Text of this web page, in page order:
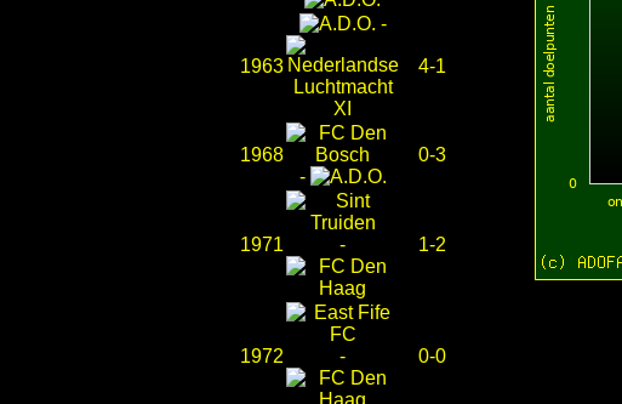
1963
-
4-1
1968
-
0-3
1971 - 1-2
1972 - 0-0